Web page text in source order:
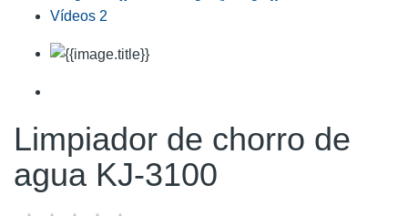
Vídeos 2
Limpiador de chorro de
agua KJ-3100